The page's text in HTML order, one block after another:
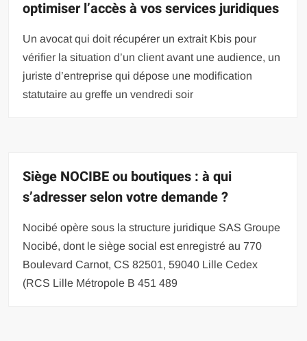
optimiser l’accès à vos services juridiques
Un avocat qui doit récupérer un extrait Kbis pour
vérifier la situation d’un client avant une audience, un
juriste d’entreprise qui dépose une modification
statutaire au greffe un vendredi soir
Siège NOCIBE ou boutiques : à qui
s’adresser selon votre demande ?
Nocibé opère sous la structure juridique SAS Groupe
Nocibé, dont le siège social est enregistré au 770
Boulevard Carnot, CS 82501, 59040 Lille Cedex
(RCS Lille Métropole B 451 489